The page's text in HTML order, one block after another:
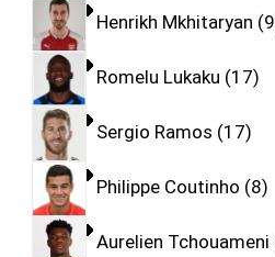
Henrikh Mkhitaryan 9
Romelu Lukaku 17
Sergio Ramos 17
Philippe Coutinho 8
Aurelien Tchouameni